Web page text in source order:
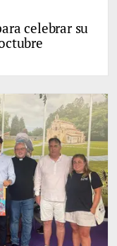
celebrar su